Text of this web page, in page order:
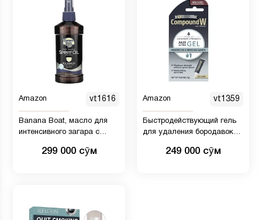
Amazon vt1616
Banana Boat, масло для
интенсивного загара с
236 мл299 000 сӯм
Amazon vt1359
Быстродействующий гель
для удаления бородавок
249 000 сӯм